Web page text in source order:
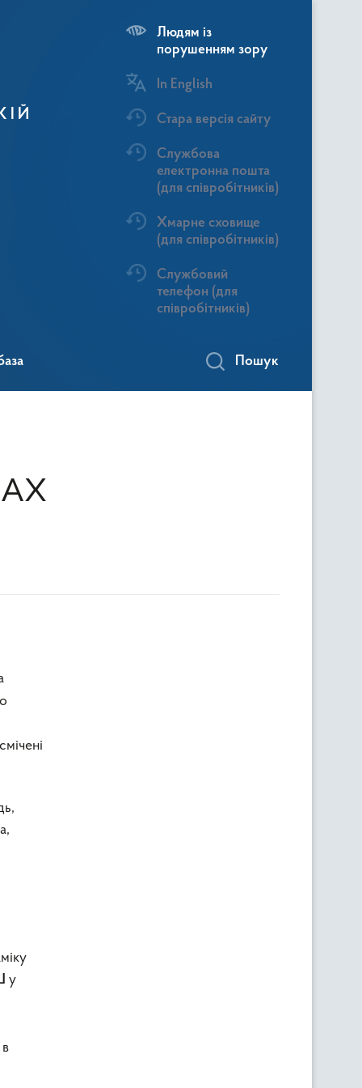
Людям із
порушенням зору
In English
Стара версія сайту
Службова
електронна пошта
(для співробітників)
Хмарне сховище
(для співробітників)
Службовий
телефон (для
співробітників)
Пошук
у